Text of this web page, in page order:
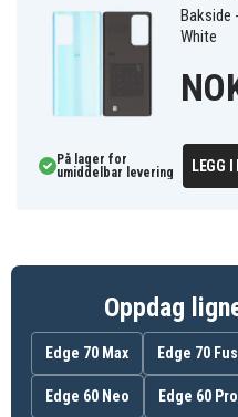
Bakside
White
På lager for
umiddelbar levering
LEGG
Oppdag
Edge 70 Max Edge 70
Edge 60 Neo Edge 60 Pro